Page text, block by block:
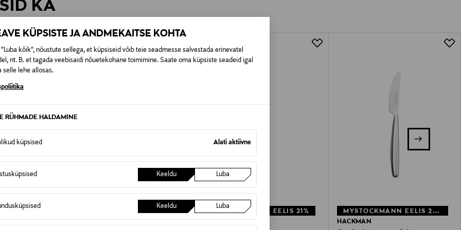
KÜPSISTE JA ANDMEKAITSE KOHTA
kõik", nõustute sellega, et küpsiseid võib teie seadmesse salvestada erinevatel
nt. B. et tagada veebisaidi nõuetekohane toimimine. Saate oma küpsiste seadeid igal
selle lehe allosas.
RÜHMADE HALDAMINE
küpsised Alati aktiivne
Keeldu Luba
Keeldu Luba
KA
EELIS KUPONGIGA
PINTIINOX
MYSTOCKMANN EELIS 21%
HACKMAN
MYSTOCKMANN EELIS 20%
HACKMAN